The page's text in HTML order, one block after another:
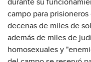
campo para
decenas de miles de
además de miles de
homosexuales y